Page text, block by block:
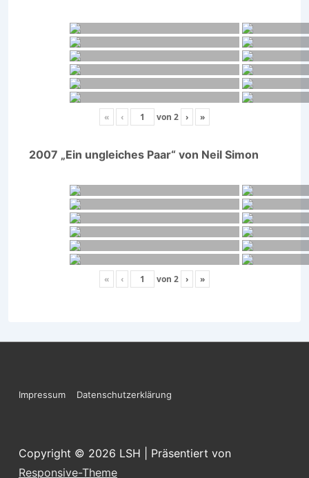
« ‹ von 2 › »
2007 „Ein ungleiches Paar“ von Neil Simon
« ‹ von 2 › »
Footer-
Impressum Datenschutzerklärung
Copyright © 2026 LSH
| Präsentiert von
Responsive-Theme